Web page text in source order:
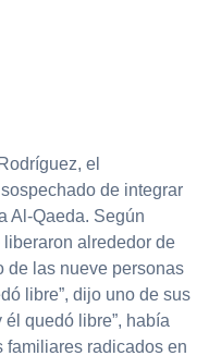
el
de integrar
Al-Qaeda. Según
alrededor de
de las nueve personas
libre”, dijo uno de sus
quedó libre”, había
radicados en